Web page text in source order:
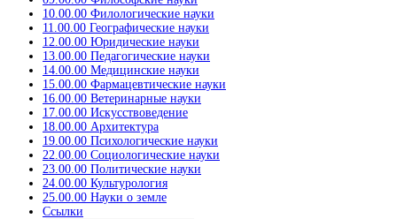
10.00.00 Филологические науки
11.00.00 Географические науки
12.00.00 Юридические науки
13.00.00 Педагогические науки
14.00.00 Медицинские науки
15.00.00 Фармацевтические науки
16.00.00 Ветеринарные науки
17.00.00 Искусствоведение
18.00.00 Архитектура
19.00.00 Психологические науки
22.00.00 Социологические науки
23.00.00 Политические науки
24.00.00 Культурология
25.00.00 Науки о земле
Ссылки